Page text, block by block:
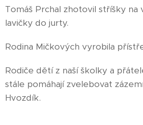
Tomáš Prchal zhotovil stříšky na
lavičky do jurty.
Rodina Mičkových vyrobila
Rodiče dětí z naší školky a
stále pomáhají zvelebovat
Hvozdík.